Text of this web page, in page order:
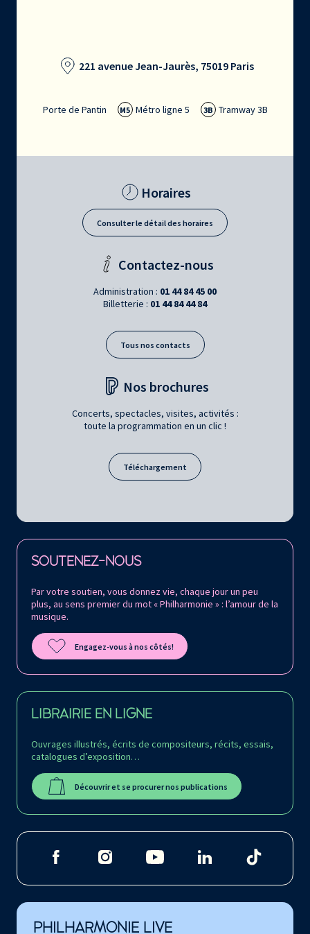
221 avenue Jean-Jaurès, 75019 Paris
Porte de Pantin M5 Métro ligne 5 3B Tramway 3B
Horaires
Consulter le détail des horaires
Contactez-nous
Administration : 01 44 84 45 00
Billetterie : 01 44 84 44 84
Tous nos contacts
Nos brochures
Concerts, spectacles, visites, activités :
toute la programmation en un clic !
Téléchargement
SOUTENEZ-NOUS
Par votre soutien, vous donnez vie, chaque jour un peu
plus, au sens premier du mot « Philharmonie » : l’amour de la
musique.
Engagez-vous à nos côtés!
LIBRAIRIE EN LIGNE
Ouvrages illustrés, écrits de compositeurs, récits, essais,
catalogues d’exposition…
Découvrir et se procurer nos publications
Retrouvez la Philharmonie de Paris sur
PHILHARMONIE LIVE